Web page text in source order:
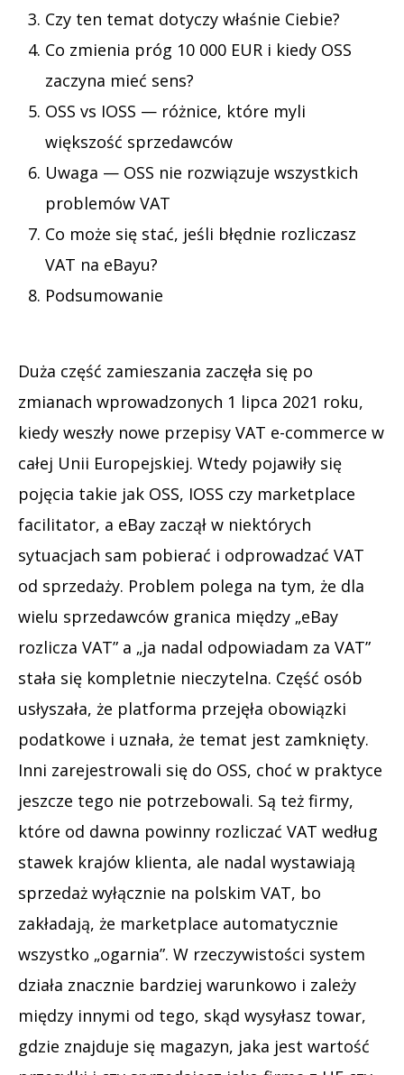
Czy ten temat dotyczy właśnie Ciebie?
Co zmienia próg 10 000 EUR i kiedy OSS
zaczyna mieć sens?
OSS vs IOSS — różnice, które myli
większość sprzedawców
Uwaga — OSS nie rozwiązuje wszystkich
problemów VAT
Co może się stać, jeśli błędnie rozliczasz
VAT na eBayu?
Podsumowanie
Duża część zamieszania zaczęła się po
zmianach wprowadzonych 1 lipca 2021 roku,
kiedy weszły nowe przepisy VAT e-commerce w
całej Unii Europejskiej. Wtedy pojawiły się
pojęcia takie jak OSS, IOSS czy marketplace
facilitator, a eBay zaczął w niektórych
sytuacjach sam pobierać i odprowadzać VAT
od sprzedaży. Problem polega na tym, że dla
wielu sprzedawców granica między „eBay
rozlicza VAT” a „ja nadal odpowiadam za VAT”
stała się kompletnie nieczytelna. Część osób
usłyszała, że platforma przejęła obowiązki
podatkowe i uznała, że temat jest zamknięty.
Inni zarejestrowali się do OSS, choć w praktyce
jeszcze tego nie potrzebowali. Są też firmy,
które od dawna powinny rozliczać VAT według
stawek krajów klienta, ale nadal wystawiają
sprzedaż wyłącznie na polskim VAT, bo
zakładają, że marketplace automatycznie
wszystko „ogarnia”. W rzeczywistości system
działa znacznie bardziej warunkowo i zależy
między innymi od tego, skąd wysyłasz towar,
gdzie znajduje się magazyn, jaka jest wartość